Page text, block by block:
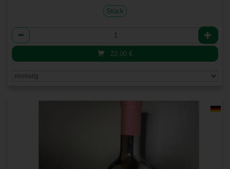
Stück
Anzahl
22,00 €